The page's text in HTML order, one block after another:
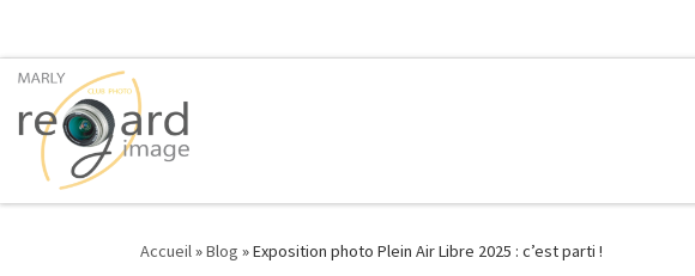
Accueil»Blog »Exposition photo Plein Air Libre 2025 : c’est parti !